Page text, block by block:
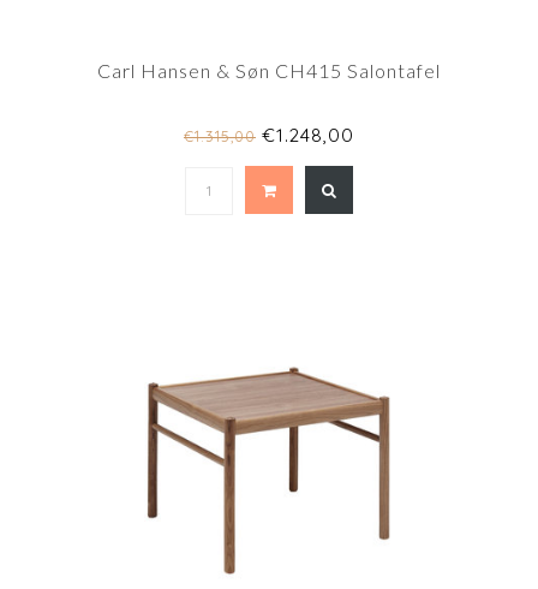
Carl Hansen & Søn CH415 Salontafel
€1.315,00 €1.248,00